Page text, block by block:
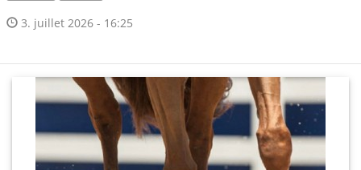
3. juillet 2026 - 16:25